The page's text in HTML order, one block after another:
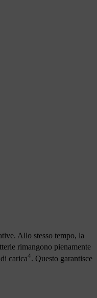
Allo stesso tempo, la
rimangono pienamente
carica4. Questo garantisce